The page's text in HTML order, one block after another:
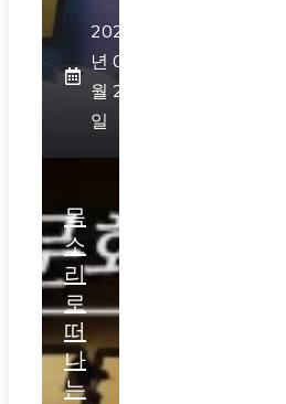
2026
년 07
월 28
일
목
소
리
로
떠
나
는